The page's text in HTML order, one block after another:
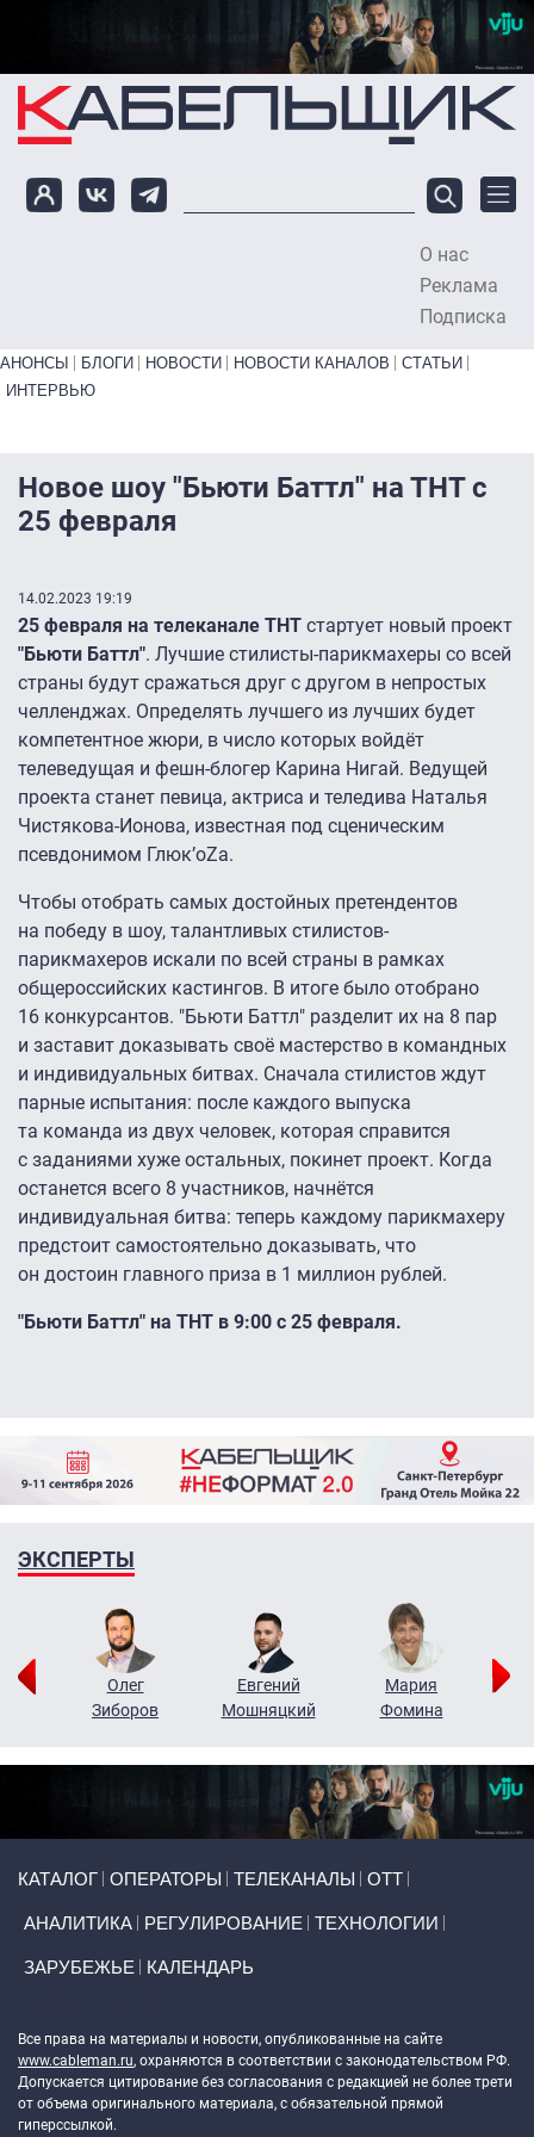
Перейти к основному содержанию
О нас
Реклама
Подписка
Primary links bottom
АНОНСЫ БЛОГИ НОВОСТИ НОВОСТИ КАНАЛОВ
СТАТЬИ
ИНТЕРВЬЮ
Новое шоу "Бьюти Баттл" на ТНТ с
25 февраля
14.02.2023 19:19
25 февраля на телеканале ТНТ стартует новый проект
"Бьюти Баттл". Лучшие стилисты-парикмахеры со всей
страны будут сражаться друг с другом в непростых
челленджах. Определять лучшего из лучших будет
компетентное жюри, в число которых войдёт
телеведущая и фешн-блогер Карина Нигай. Ведущей
проекта станет певица, актриса и теледива Наталья
Чистякова-Ионова, известная под сценическим
псевдонимом Глюк’oZа.
Чтобы отобрать самых достойных претендентов
на победу в шоу, талантливых стилистов-
парикмахеров искали по всей страны в рамках
общероссийских кастингов. В итоге было отобрано
16 конкурсантов. "Бьюти Баттл" разделит их на 8 пар
и заставит доказывать своё мастерство в командных
и индивидуальных битвах. Сначала стилистов ждут
парные испытания: после каждого выпуска
та команда из двух человек, которая справится
с заданиями хуже остальных, покинет проект. Когда
останется всего 8 участников, начнётся
индивидуальная битва: теперь каждому парикмахеру
предстоит самостоятельно доказывать, что
он достоин главного приза в 1 миллион рублей.
"Бьюти Баттл" на ТНТ в 9:00 с 25 февраля.
ЭКСПЕРТЫ
Олег
Зиборов
Евгений
Мошняцкий
Мария
Фомина
КАТАЛОГ ОПЕРАТОРЫ ТЕЛЕКАНАЛЫ ОТТ
АНАЛИТИКА РЕГУЛИРОВАНИЕ ТЕХНОЛОГИИ
ЗАРУБЕЖЬЕ КАЛЕНДАРЬ
Все права на материалы и новости, опубликованные на сайте
www.cableman.ru, охраняются в соответствии с законодательством РФ.
Допускается цитирование без согласования с редакцией не более трети
от объема оригинального материала, с обязательной прямой
гиперссылкой.